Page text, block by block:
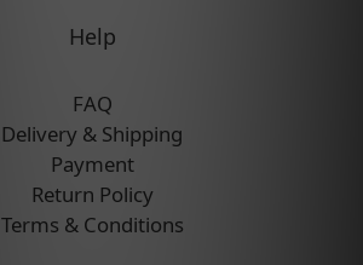
Help
FAQ
Delivery & Shipping
Payment
Return Policy
Terms & Conditions